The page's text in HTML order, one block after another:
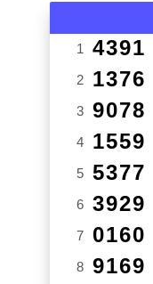
1 4391
2 1376
3 9078
4 1559
5 5377
6 3929
7 0160
8 9169